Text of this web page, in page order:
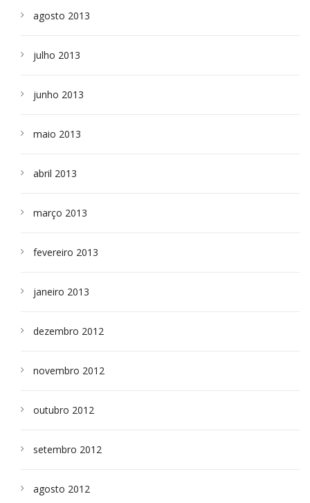
agosto 2013
julho 2013
junho 2013
maio 2013
abril 2013
março 2013
fevereiro 2013
janeiro 2013
dezembro 2012
novembro 2012
outubro 2012
setembro 2012
agosto 2012